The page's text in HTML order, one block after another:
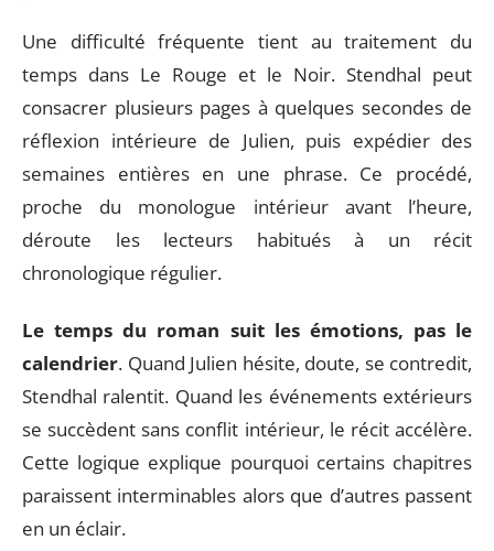
Une difficulté fréquente tient au traitement du
temps dans Le Rouge et le Noir. Stendhal peut
consacrer plusieurs pages à quelques secondes de
réflexion intérieure de Julien, puis expédier des
semaines entières en une phrase. Ce procédé,
proche du monologue intérieur avant l’heure,
déroute les lecteurs habitués à un récit
chronologique régulier.
Le temps du roman suit les émotions, pas le
calendrier. Quand Julien hésite, doute, se contredit,
Stendhal ralentit. Quand les événements extérieurs
se succèdent sans conflit intérieur, le récit accélère.
Cette logique explique pourquoi certains chapitres
paraissent interminables alors que d’autres passent
en un éclair.